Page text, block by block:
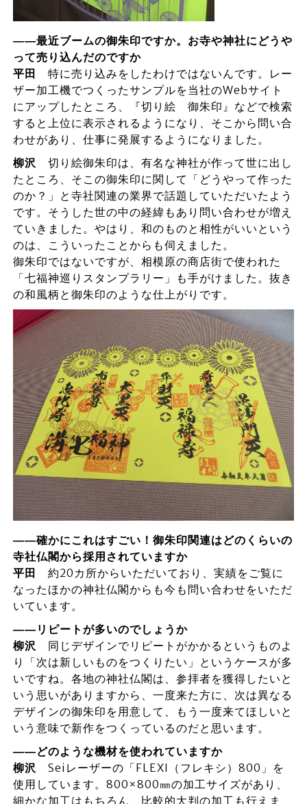
――最近ブームの御朱印ですか。お寺や神社にどうや
って売り込んだのですか
平田
特に売り込みをしたわけではないんです。レー
ザー加工機でつくったサンプルを当社のWebサイト
にアップしたところ、『切り絵 御朱印』などで検索
すると上位に表示されるようになり、そこから問い合
わせがあり、仕事に発展するようになりました。
柳沢 切り絵御朱印は、有名な神社が作って世に出し
たところ、そこの御朱印に関して「どうやって作った
のか？」と寺社関連の業界で話題していただいたよう
です。そうした世の中の経緯もあり問い合わせが増え
ていきました。やはり、和のものと相性がいいという
のは、こういったことからも伺えました。
御朱印ではないですが、相模原の商店街で使われた
「七福神巡りスタンプラリー」も手がけました。抜き
の和風柄と御朱印のような仕上がりです。
――確かにこれはすごい！御朱印関連はどのくらいの
寺社仏閣から採用されていますか
平田
約20カ所からいただいており、実績をご覧に
なったほかの神社仏閣からも今も問い合わせをいただ
いています。
――リピートが多いのでしょうか
柳沢 同じデザインでリピートがかかるというものよ
り「次は新しいものをつくりたい」というケースが多
いですね。各地の神社仏閣は、参拝者を獲得したいと
いう思いがありますから、一度来た方に、次は異なる
デザインの御朱印を用意して、もう一度来てほしいと
いう意味で新作をつくっているのだと思います。
――どのような機材を使われていますか
柳沢 Seiレーザーの「FLEXI（フレキシ）800」を
使用しています。800×800㎜の加工サイズがあり、
細かな加工はもちろん、比較的大判の加工も行えま